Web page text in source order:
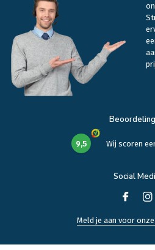
9,5 Wij scoren
Social
Meld je aan voor